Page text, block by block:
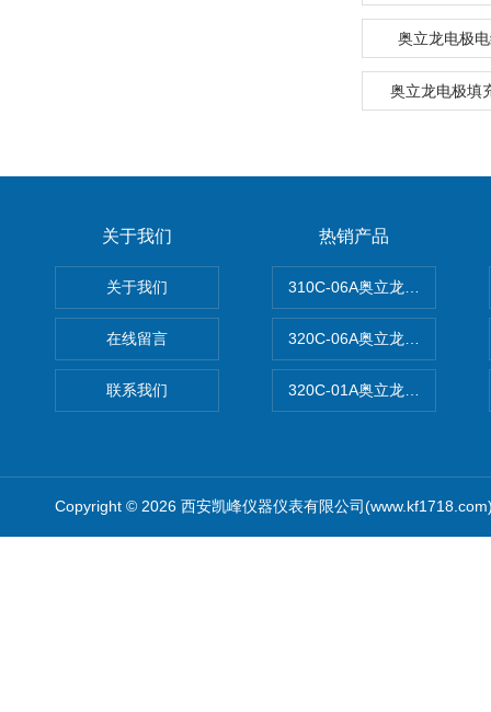
奥立龙电极
奥立龙电极填
关于我们
关于我们
在线留言
联系我们
热销产品
310C-06A奥立龙实验室台式
320C-06A奥立龙实验室便携
320C-01A奥立龙实验室便携
Copyright © 2026 西安凯峰仪器仪表有限公司